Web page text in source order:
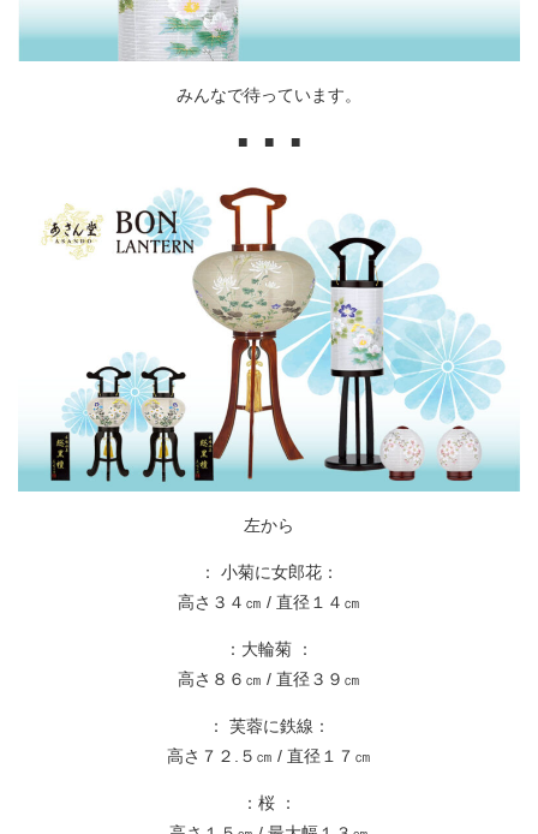
みんなで待っています。
■ ■ ■
左から
： 小菊に女郎花：
高さ３４㎝ / 直径１４㎝
：大輪菊 ：
高さ８６㎝ / 直径３９㎝
： 芙蓉に鉄線：
高さ７２.５㎝ / 直径１７㎝
：桜 ：